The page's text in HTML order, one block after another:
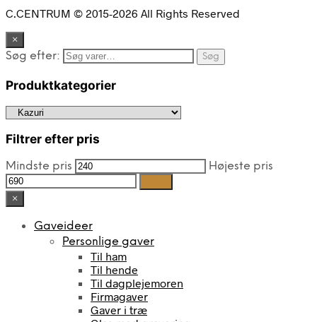
C.CENTRUM © 2015-2026 All Rights Reserved
×
Søg efter: Søg
Produktkategorier
Filtrer efter pris
Mindste pris Højeste pris
×
Gaveideer
Personlige gaver
Til ham
Til hende
Til dagplejemoren
Firmagaver
Gaver i træ